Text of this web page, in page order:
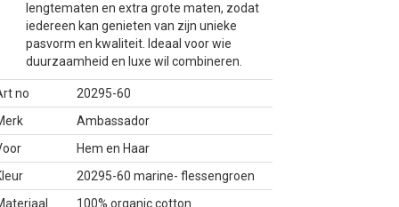
lengtematen en extra grote maten, zodat
iedereen kan genieten van zijn unieke
pasvorm en kwaliteit. Ideaal voor wie
duurzaamheid en luxe wil combineren.
no
20295-60
Ambassador
Hem en Haar
20295-60 marine- flessengroen
100% organic cotton